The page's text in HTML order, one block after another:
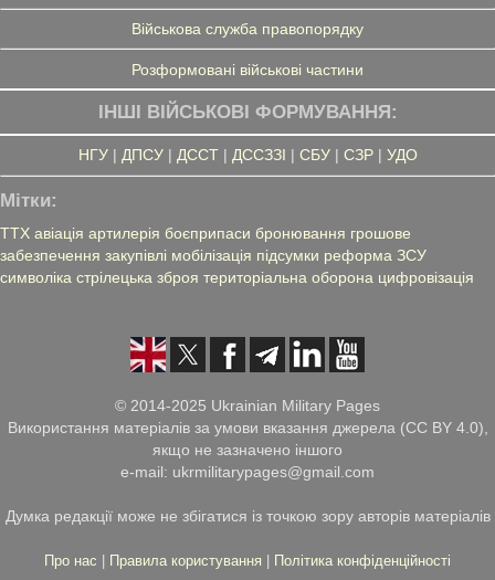
Військова служба правопорядку
Розформовані військові частини
ІНШІ ВІЙСЬКОВІ ФОРМУВАННЯ:
НГУ| ДПСУ| ДССТ| ДССЗЗІ | СБУ| СЗР| УДО
Мітки:
ТТХ авіація артилерія боєприпаси бронювання грошове
забезпечення закупівлі мобілізація підсумки реформа ЗСУ
символіка стрілецька зброя територіальна оборона цифровізація
© 2014-2025 Ukrainian Military Pages
Використання матеріалів за умови вказання джерела (CC BY 4.0),
якщо не зазначено іншого
e-mail: ukrmilitarypages@gmail.com
Думка редакції може не збігатися із точкою зору авторів матеріалів
Про нас Правила користування Політика конфіденційності